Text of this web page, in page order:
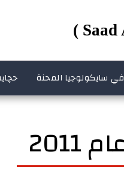
في سايكولوجيا المحنة